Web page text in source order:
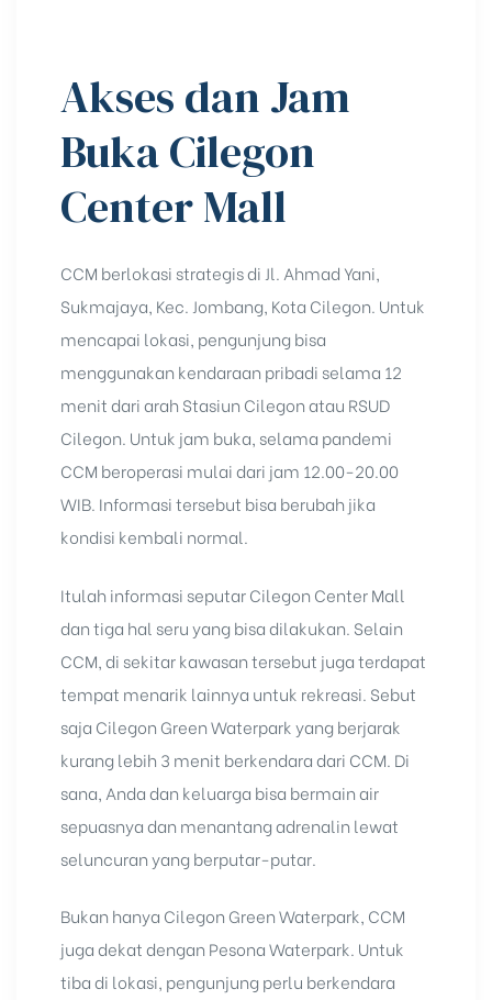
Akses dan Jam
Buka Cilegon
Center Mall
CCM berlokasi strategis di Jl. Ahmad Yani,
Sukmajaya, Kec. Jombang, Kota Cilegon. Untuk
mencapai lokasi, pengunjung bisa
menggunakan kendaraan pribadi selama 12
menit dari arah Stasiun Cilegonatau RSUD
Cilegon. Untuk jam buka, selama pandemi
CCM beroperasi mulai dari jam 12.00-20.00
WIB. Informasi tersebut bisa berubah jika
kondisi kembali normal.
Itulah informasi seputar Cilegon Center Mall
dan tiga hal seru yang bisa dilakukan. Selain
CCM, di sekitar kawasan tersebut juga terdapat
tempat menarik lainnya untuk rekreasi. Sebut
saja Cilegon Green Waterparkyang berjarak
kurang lebih 3 menit berkendara dari CCM. Di
sana, Anda dan keluarga bisa bermain air
sepuasnya dan menantang adrenalin lewat
seluncuran yang berputar-putar.
Bukan hanya Cilegon Green Waterpark, CCM
juga dekat dengan Pesona Waterpark. Untuk
tiba di lokasi, pengunjung perlu berkendara